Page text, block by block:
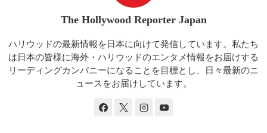
The Hollywood Reporter Japan
ハリウッドの最新情報を日本に向けて発信しています。私たち
は日本の皆様に海外・ハリウッドのエンタメ情報をお届けする
リーディングカンパニーになることを目標とし、日々最新のニ
ュースをお届けしています。